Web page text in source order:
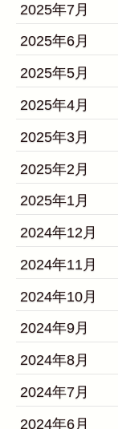
2025年7月
2025年6月
2025年5月
2025年4月
2025年3月
2025年2月
2025年1月
2024年12月
2024年11月
2024年10月
2024年9月
2024年8月
2024年7月
2024年6月